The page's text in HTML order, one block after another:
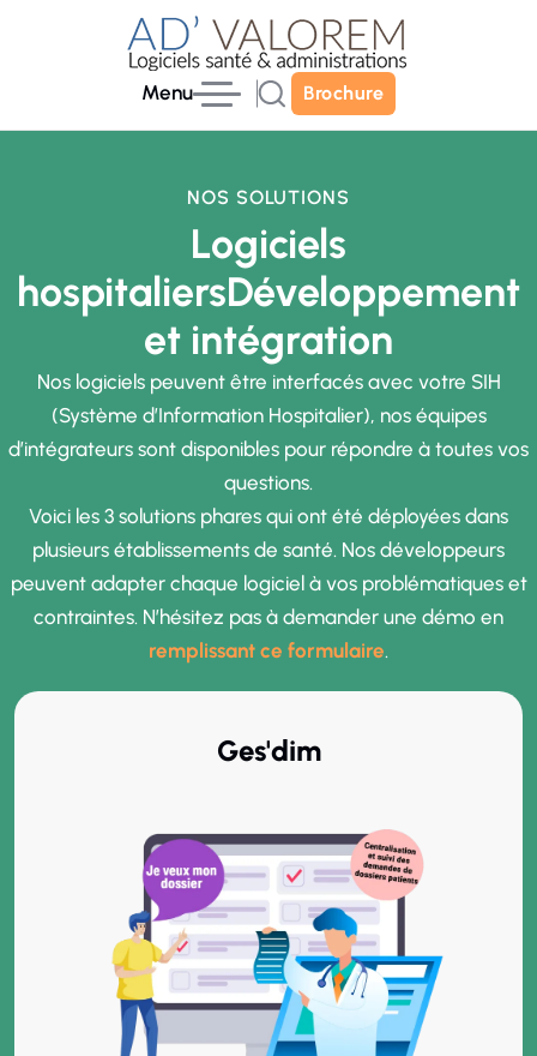
Menu
Brochure
Brochure
NOS SOLUTIONS
Logiciels
hospitaliersDéveloppement
et intégration
Nos logiciels peuvent être interfacés avec votre SIH
(Système d’Information Hospitalier), nos équipes
d’intégrateurs sont disponibles pour répondre à toutes vos
questions.
Voici les 3 solutions phares qui ont été déployées dans
plusieurs établissements de santé. Nos développeurs
peuvent adapter chaque logiciel à vos problématiques et
contraintes. N’hésitez pas à demander une démo en
remplissant ce formulaire.
Ges'dim